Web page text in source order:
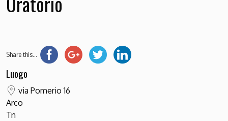
Share this...
Luogo
via Pomerio 16
Arco
Tn